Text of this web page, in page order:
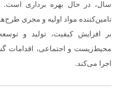
سال، در حال بهره برداری است.
تامین‌کننده مواد اولیه و مجری
بر افزایش کیفیت، تولید و
محیط‌زیست و اجتماعی، اقدامات
اجرا می‌کند.